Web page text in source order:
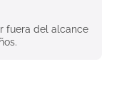
fuera del alcance